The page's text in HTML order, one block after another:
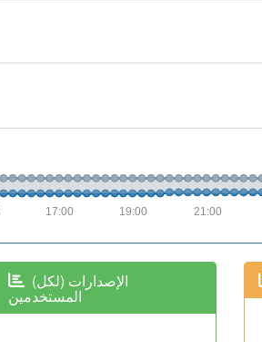
21:00
19:00
17:00
(الإصدارات (لكل
المستخدمين